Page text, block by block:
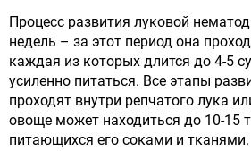
Процесс развития луковой
недель – за этот период она
каждая из которых длится до 4-5
усиленно питаться. Все этапы
проходят внутри репчатого лука
овоще может находиться до 10-15
питающихся его соками и тканями.